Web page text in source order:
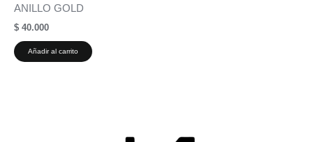
ANILLO GOLD
$ 40.000
Añadir al carrito